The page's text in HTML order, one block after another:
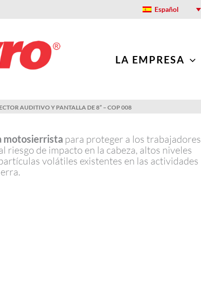
Español
LA EMPRESA
AUDITIVO Y PANTALLA DE 8” – COP 008
motosierrista para proteger a los trabajadores
riesgo de impacto en la cabeza, altos niveles
volátiles existentes en las actividades